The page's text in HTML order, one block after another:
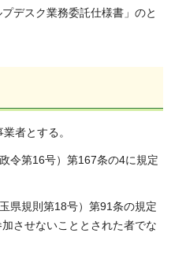
デスク業務委託仕様書」のと
者とする。
令第16号）第167条の4に規定
県規則第18号）第91条の規定
させないこととされた者でな